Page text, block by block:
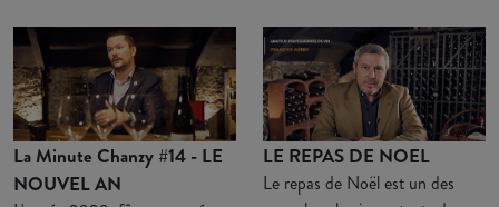
La Minute Chanzy #14 - LE
NOUVEL AN
LE REPAS DE NOEL
Le repas de Noël est un des